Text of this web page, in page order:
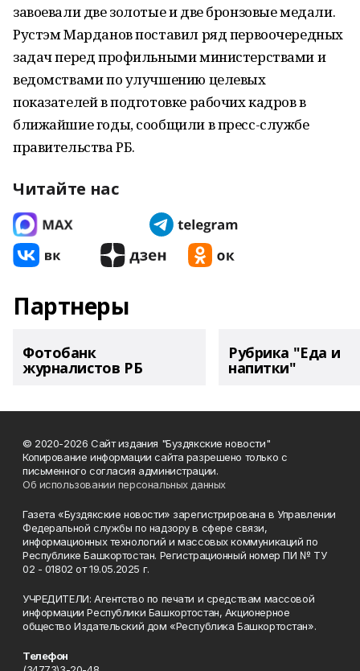
завоевали две золотые и две бронзовые медали.
Рустэм Марданов поставил ряд первоочередных
задач перед профильными министерствами и
ведомствами по улучшению целевых
показателей в подготовке рабочих кадров в
ближайшие годы, сообщили в пресс-службе
правительства РБ.
Читайте нас
Партнеры
Фотобанк
журналистов РБ
Рубрика "Еда и
напитки"
© 2020-2026 Сайт издания "Буздякские новости"
Копирование информации сайта разрешено только с
письменного согласия администрации.
Об использовании персональных данных
Газета «Буздякские новости» зарегистрирована в Управлении
Федеральной службы по надзору в сфере связи,
информационных технологий и массовых коммуникаций по
Республике Башкортостан. Регистрационный номер ПИ № ТУ
02 - 01802 от 19.05.2025 г.
УЧРЕДИТЕЛИ: Агентство по печати и средствам массовой
информации Республики Башкортостан, Акционерное
общество Издательский дом «Республика Башкортостан».
Телефон